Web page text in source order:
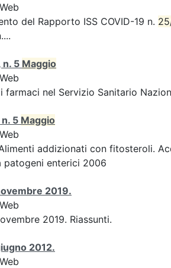
del Rapporto ISS COVID-19 n.
n. 5 Maggio
farmaci nel Servizio Sanitario
5 Maggio
addizionati con fitosteroli.
patogeni enterici 2006
2019.
2019. Riassunti.
2012.